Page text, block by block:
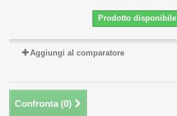
Prodotto disponibile
Aggiungi al comparatore
Confronta (0)